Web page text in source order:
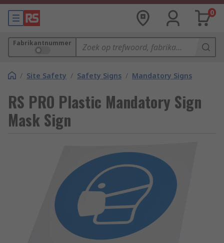
0
Fabrikantnummer
/ Site Safety / Safety Signs / Mandatory Signs
RS PRO Plastic Mandatory Sign
Mask Sign